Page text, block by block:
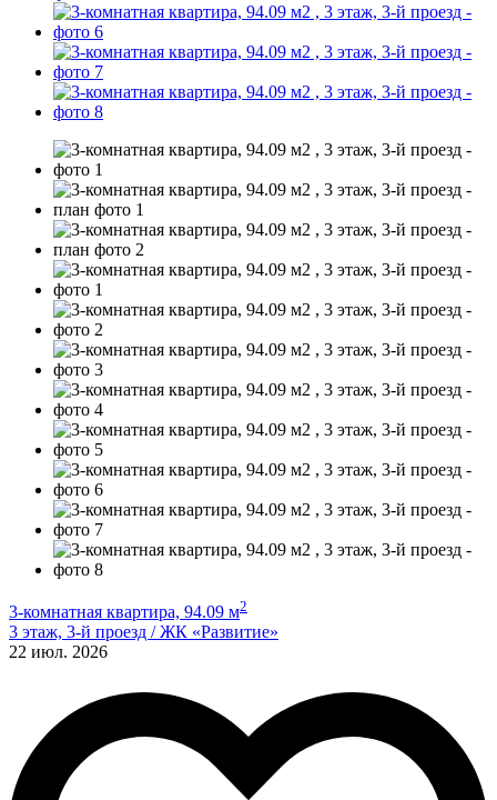
3-комнатная квартира, 94.09 м2
3 этаж, 3-й проезд / ЖК «Развитие»
22 июл. 2026